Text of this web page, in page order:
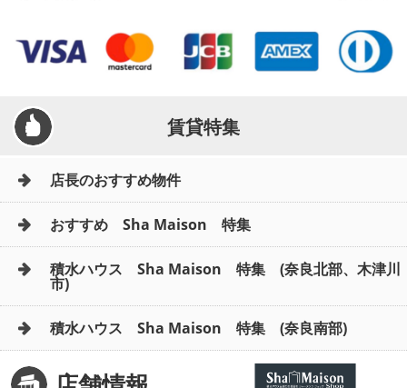
賃貸特集
店長のおすすめ物件
おすすめ Sha Maison 特集
積水ハウス Sha Maison 特集 (奈良北部、木津川
市)
積水ハウス Sha Maison 特集 (奈良南部)